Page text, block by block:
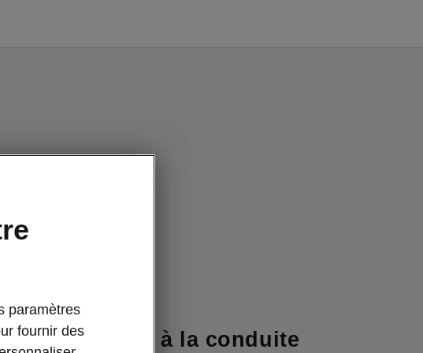
du Škoda Epiq
d’aide à la conduite
paramètres
fournir des